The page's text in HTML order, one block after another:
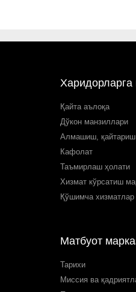
Қайта аълоқа
Дўкон манзиллари
Алмашиш,
Кафолат
Таъмирлаш ҳолати
Хизмат кўрсатиш
Қўшимча хизматлар
Матбуот
Тарихи
Миссия ва